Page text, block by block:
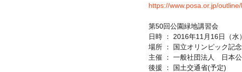
https://www.posa.or.jp/
第50回公園緑地講習会
日時 ： 2016年11月16日（水
場所 ： 国立オリンピック記
主催 ： 一般社団法人　日本
後援 ： 国土交通省(予定)